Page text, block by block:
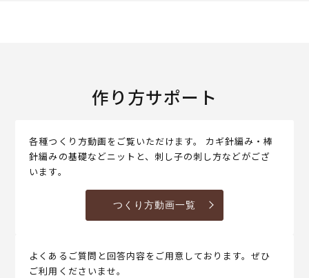
作り方サポート
各種つくり方動画をご覧いただけます。 カギ針編み・棒
針編みの基礎などニットと、刺し子の刺し方などがござ
います。
つくり方動画一覧
よくあるご質問と回答内容をご用意しております。ぜひ
ご利用くださいませ。